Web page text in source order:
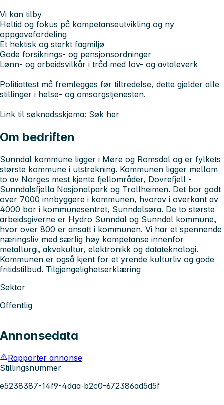
Vi kan tilby
Heltid og fokus på kompetanseutvikling og ny
oppgavefordeling
Et hektisk og sterkt fagmiljø
Gode forsikrings- og pensjonsordninger
Lønn- og arbeidsvilkår i tråd med lov- og avtaleverk
Politiattest må fremlegges før tiltredelse, dette gjelder alle
stillinger i helse- og omsorgstjenesten.
Link til søknadsskjema: Søk her
Om bedriften
Sunndal kommune ligger i Møre og Romsdal og er fylkets
største kommune i utstrekning. Kommunen ligger mellom
to av Norges mest kjente fjellområder, Dovrefjell -
Sunndalsfjella Nasjonalpark og Trollheimen. Det bor godt
over 7000 innbyggere i kommunen, hvorav i overkant av
4000 bor i kommunesentret, Sunndalsøra. De to største
arbeidsgiverne er Hydro Sunndal og Sunndal kommune,
hvor over 800 er ansatt i kommunen. Vi har et spennende
næringsliv med særlig høy kompetanse innenfor
metallurgi, akvakultur, elektronikk og datateknologi.
Kommunen er også kjent for et yrende kulturliv og gode
fritidstilbud. Tilgjengelighetserklæring
Sektor
Offentlig
Annonsedata
Rapporter annonse
Stillingsnummer
e5238387-14f9-4daa-b2c0-672386ad5d5f